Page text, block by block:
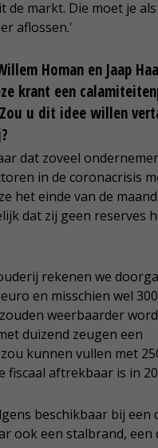
de markt. Die moet je
aflossen.'
Homan en Jaap
krant een
u dit idee willen
dat zoveel
in de coronacrisis
het einde van de
dat zij geen reserves
rekenen we
en misschien wel
weerbaarder
duizend zeugen een
kunnen vullen met
fiscaal aftrekbaar is in
beschikbaar bij een
ook een stalbrand, een